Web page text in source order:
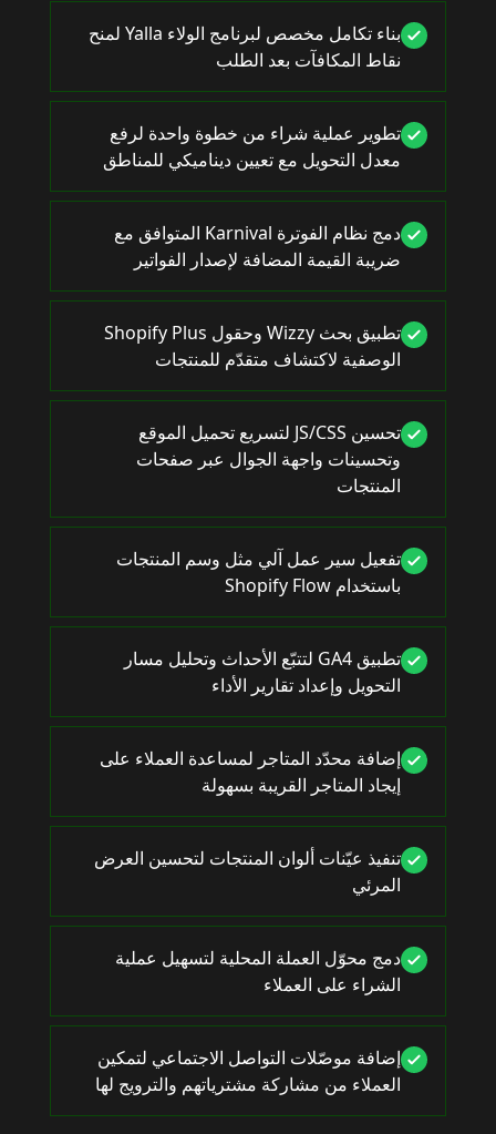
بناء تكامل مخصص لبرنامج الولاء Yalla لمنح
نقاط المكافآت بعد الطلب
تطوير عملية شراء من خطوة واحدة لرفع
معدل التحويل مع تعيين ديناميكي للمناطق
دمج نظام الفوترة Karnival المتوافق مع
ضريبة القيمة المضافة لإصدار الفواتير
تطبيق بحث Wizzy وحقول Shopify Plus
الوصفية لاكتشاف متقدّم للمنتجات
تحسين JS/CSS لتسريع تحميل الموقع
وتحسينات واجهة الجوال عبر صفحات
المنتجات
تفعيل سير عمل آلي مثل وسم المنتجات
باستخدام Shopify Flow
تطبيق GA4 لتتبّع الأحداث وتحليل مسار
التحويل وإعداد تقارير الأداء
إضافة محدّد المتاجر لمساعدة العملاء على
إيجاد المتاجر القريبة بسهولة
تنفيذ عيّنات ألوان المنتجات لتحسين العرض
المرئي
دمج محوّل العملة المحلية لتسهيل عملية
الشراء على العملاء
إضافة موصّلات التواصل الاجتماعي لتمكين
العملاء من مشاركة مشترياتهم والترويج لها